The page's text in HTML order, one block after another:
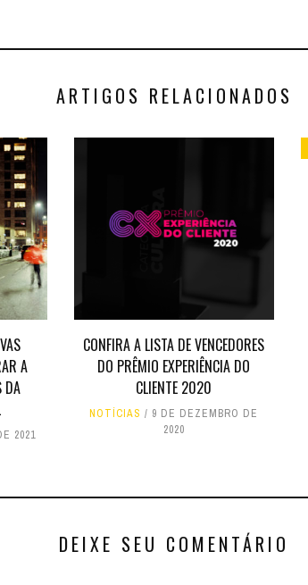
ARTIGOS RELACIONADOS
A
DA
2021
CONFIRA A LISTA DE VENCEDORES
DO PRÊMIO EXPERIÊNCIA DO
CLIENTE 2020
NOTÍCIAS
9 DE DEZEMBRO DE
2020
DEIXE SEU COMENTÁRIO